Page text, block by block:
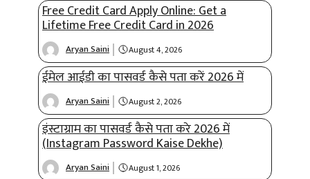
Free Credit Card Apply Online: Get a
Lifetime Free Credit Card in 2026
Aryan Saini August 4, 2026
ईमेल आईडी का पासवर्ड कैसे पता करें 2026 में
Aryan Saini August 2, 2026
इंस्टाग्राम का पासवर्ड कैसे पता करे 2026 में
(Instagram Password Kaise Dekhe)
Aryan Saini August 1, 2026